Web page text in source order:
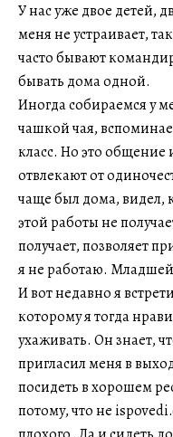
У нас уже двое детей,
меня не устраивает,
часто бывают
бывать дома одной.
Иногда собираемся у
чашкой чая,
класс. Но это общение
отвлекают от
чаще был дома, видел,
этой работы не
получает, позволяет
я не работаю. Младшей
И вот недавно я
которому я тогда
ухаживать. Он знает,
пригласил меня в
посидеть в хорошем
потому, что не